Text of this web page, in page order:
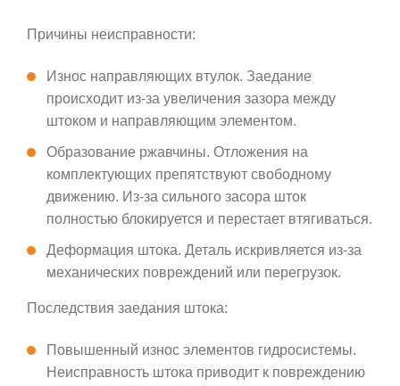
Причины неисправности:
Износ направляющих втулок. Заедание
происходит из-за увеличения зазора между
штоком и направляющим элементом.
Образование ржавчины. Отложения на
комплектующих препятствуют свободному
движению. Из-за сильного засора шток
полностью блокируется и перестает втягиваться.
Деформация штока. Деталь искривляется из-за
механических повреждений или перегрузок.
Последствия заедания штока:
Повышенный износ элементов гидросистемы.
Неисправность штока приводит к повреждению